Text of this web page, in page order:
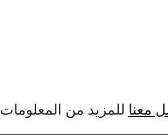
معنا للمزيد من المعلومات